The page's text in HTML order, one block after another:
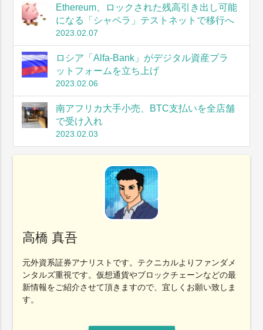
Ethereum、ロックされた残高引き出し可能
になる「シャペラ」テストネットで移行へ
2023.02.07
ロシア「Alfa-Bank」がデジタル資産プラ
ットフォームを立ち上げ
2023.02.06
南アフリカ大手小売、BTC支払いを全店舗
で受け入れ
2023.02.03
高橋 真吾
元外資系証券アナリストです。テクニカルよりファンダメ
ンタルズ重視です。仮想通貨やブロックチェーンなどの最
新情報をご紹介させて頂きますので、宜しくお願い致しま
す。